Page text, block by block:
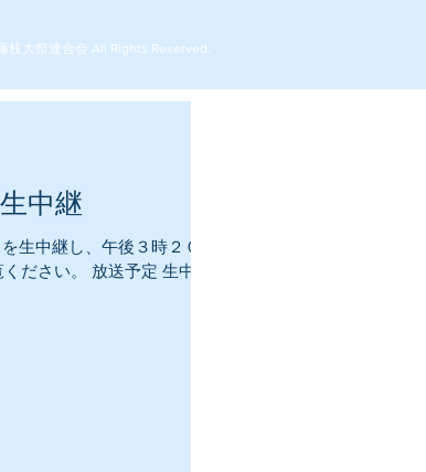
枝大祭連合会 All Rights Reserved.
中継
生中継し、午後３時２０分
ださい。 放送予定 生中